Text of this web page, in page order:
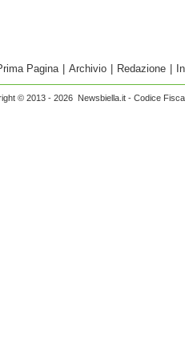
Pagina Archivio Redazione
© 2013 - 2026 Newsbiella.it - Codice